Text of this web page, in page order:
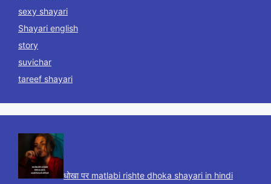
sexy shayari
Shayari english
story
suvichar
tareef shayari
धोखा पर matlabi rishte dhoka shayari in hindi